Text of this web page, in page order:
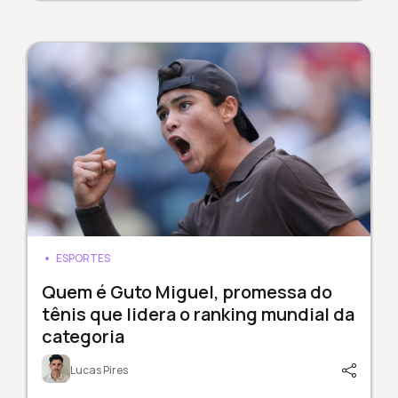
ESPORTES
Quem é Guto Miguel, promessa do
tênis que lidera o ranking mundial da
categoria
Lucas Pires